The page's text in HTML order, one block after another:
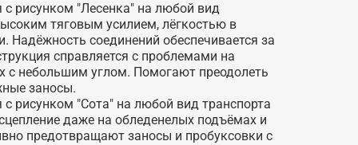
рисунком "Лесенка" на любой вид
тяговым усилием, лёгкостью в
Надёжность соединений обеспечивается за
справляется с проблемами на
с небольшим углом. Помогают преодолеть
заносы.
рисунком "Сота" на любой вид транспорта
даже на обледенелых подъёмах и
предотвращают заносы и пробуксовки с